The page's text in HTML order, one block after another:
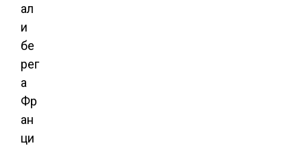
ал
и
бе
рег
а
Фр
ан
ци